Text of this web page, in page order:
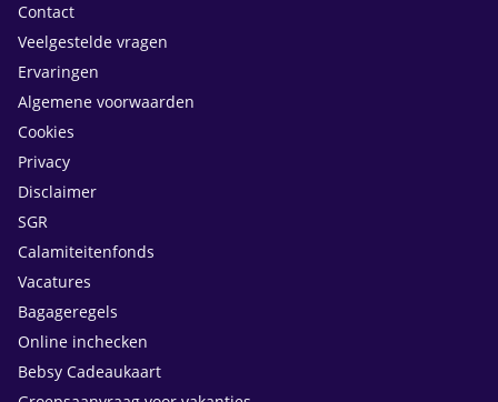
Contact
Veelgestelde vragen
Ervaringen
Algemene voorwaarden
Cookies
Privacy
Disclaimer
SGR
Calamiteitenfonds
Vacatures
Bagageregels
Online inchecken
Bebsy Cadeaukaart